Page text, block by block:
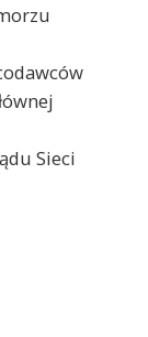
Sieci